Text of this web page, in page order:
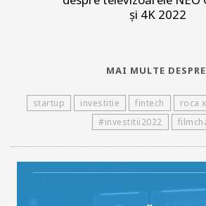
și 4K 2022
MAI MULTE
startup investitie fintech roca x
#investitii2022